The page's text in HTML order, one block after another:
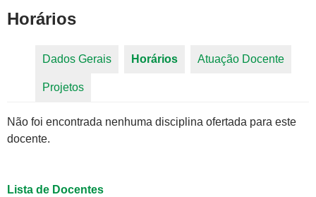
Horários
Dados Gerais Horários (aba ativa)
Atuação Docente
Projetos
Não foi encontrada nenhuma disciplina ofertada para este
docente.
Lista de Docentes